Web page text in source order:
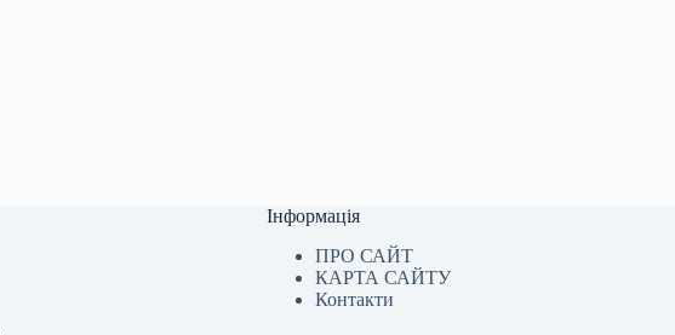
Інформація
ПРО САЙТ
КАРТА САЙТУ
Контакти